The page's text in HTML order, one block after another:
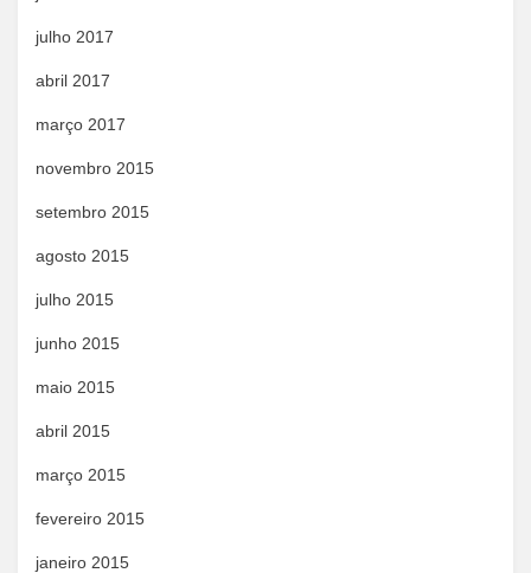
julho 2017
abril 2017
março 2017
novembro 2015
setembro 2015
agosto 2015
julho 2015
junho 2015
maio 2015
abril 2015
março 2015
fevereiro 2015
janeiro 2015